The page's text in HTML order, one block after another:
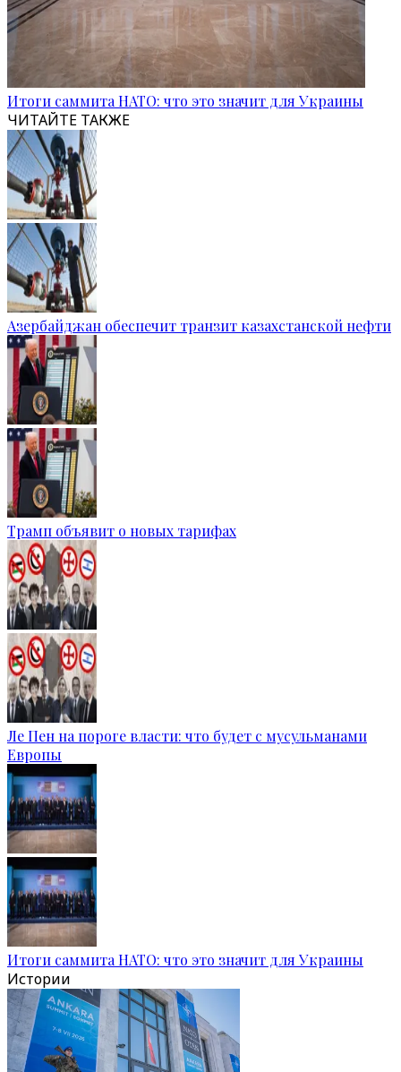
Итоги саммита НАТО: что это значит для Украины
ЧИТАЙТЕ ТАКЖЕ
Азербайджан обеспечит транзит казахстанской нефти
Трамп объявит о новых тарифах
Ле Пен на пороге власти: что будет с мусульманами
Европы
Итоги саммита НАТО: что это значит для Украины
Истории